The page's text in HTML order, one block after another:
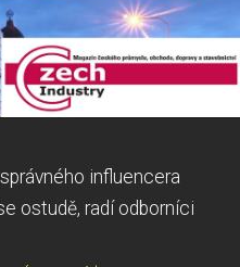
influencera
ostudě, radí odborníci